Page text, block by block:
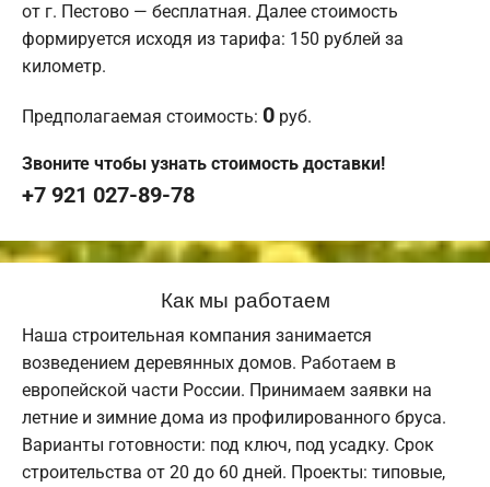
от г. Пестово — бесплатная. Далее стоимость
формируется исходя из тарифа: 150 рублей за
километр.
Предполагаемая стоимость: 0 руб.
Звоните чтобы узнать стоимость доставки!
+7 921 027-89-78
Как мы работаем
Наша строительная компания занимается
возведением деревянных домов. Работаем в
европейской части России. Принимаем заявки на
летние и зимние дома из профилированного бруса.
Варианты готовности: под ключ, под усадку. Срок
строительства от 20 до 60 дней. Проекты: типовые,